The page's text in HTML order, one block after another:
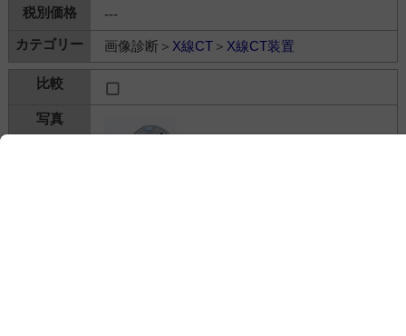
---
画像診断＞ X線CT＞ X線CT装置